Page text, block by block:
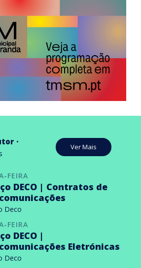
Ver Mais
FEIRA
DECO | Contratos de
Deco
FEIRA
DECO |
Eletrónicas
Deco